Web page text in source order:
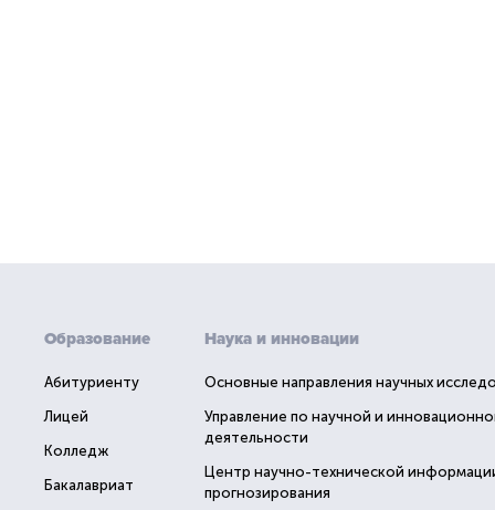
Образование
Абитуриенту
Лицей
Колледж
Бакалавриат
Наука и инновации
Основные направления научных
Управление по научной и
деятельности
Центр научно-технической
прогнозирования